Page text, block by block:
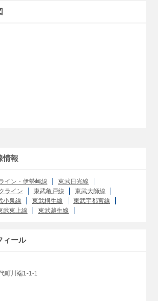
情報
イン・伊勢崎線
東武日光線
ライン
東武亀戸線
東武大師線
小泉線 東武桐生線
東武宇都宮線
武東上線 東武越生線
ィール
町川端1-1-1